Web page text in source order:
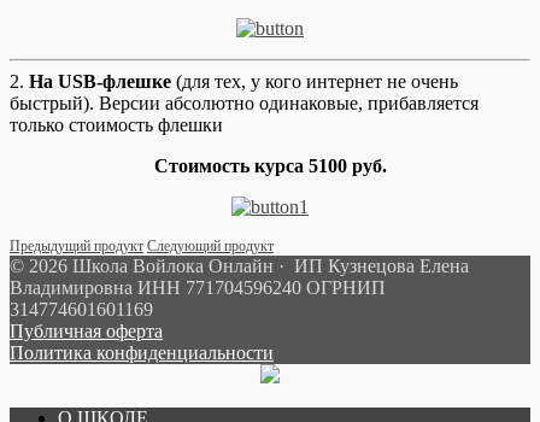
2. На USB-флешке (для тех, у кого интернет не очень
быстрый). Версии абсолютно одинаковые, прибавляется
только стоимость флешки
Стоимость курса 5100 руб.
Предыдущий продукт Следующий продукт
© 2026 Школа Войлока Онлайн · ИП Кузнецова Елена
Владимировна ИНН 771704596240 ОГРНИП
314774601601169
Публичная оферта
Политика конфиденциальности
О ШКОЛЕ